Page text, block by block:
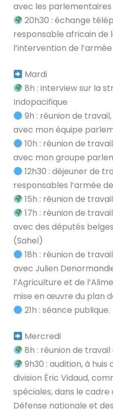
avec les
20h30 : échange
responsable africain de
l’intervention de
Mardi
8h : interview sur la
Indopacifique
9h : réunion de
avec mon équipe
10h : réunion de
avec mon groupe
12h30 : déjeuner de
responsables l’armée
15h : réunion de
17h : réunion de
avec des députés
(Sahel)
18h : réunion de
avec Julien
l’Agriculture et de
mise en œuvre du plan
21h : séance publique.
Mercredi
8h : réunion de travail
9h30 : audition, à huis
division Éric Vidaud,
spéciales, dans le
Défense nationale et